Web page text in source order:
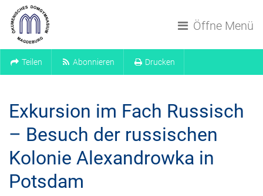
Öffne Menü
Teilen Abonnieren Drucken
Exkursion im Fach Russisch
– Besuch der russischen
Kolonie Alexandrowka in
Potsdam